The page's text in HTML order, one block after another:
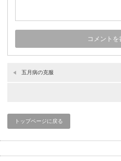
五月病の克服
トップページに戻る